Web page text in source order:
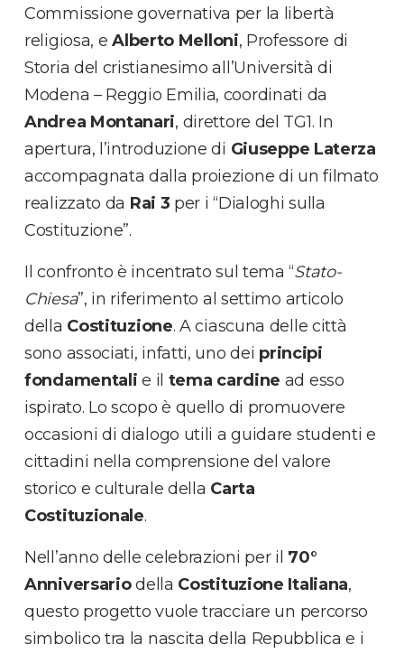
Commissione governativa per la libertà
religiosa, eAlberto Melloni, Professore di
Storia del cristianesimo all’Università di
Modena – Reggio Emilia, coordinati da
Andrea Montanari, direttore del TG1. In
apertura, l’introduzione di Giuseppe Laterza
accompagnata dalla proiezione di un filmato
realizzato da Rai 3 per i “Dialoghi sulla
Costituzione”.
Il confronto è incentrato sul tema “Stato-
Chiesa”, in riferimento al settimo articolo
della Costituzione. A ciascuna delle città
sono associati, infatti, uno dei principi
fondamentali e il tema cardine ad esso
ispirato. Lo scopo è quello di promuovere
occasioni di dialogo utili a guidare studenti e
cittadini nella comprensione del valore
storico e culturale della Carta
Costituzionale.
Nell’anno delle celebrazioni per il 70°
Anniversariodella Costituzione Italiana,
questo progetto vuole tracciare un percorso
simbolico tra la nascita della Repubblica e i